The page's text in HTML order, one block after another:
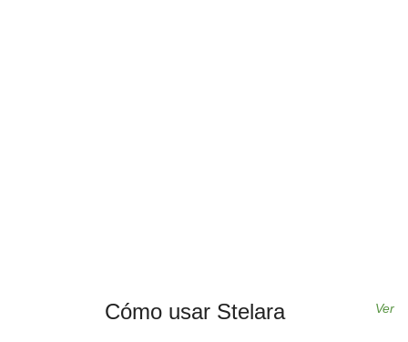
Ver
Cómo usar Stelara